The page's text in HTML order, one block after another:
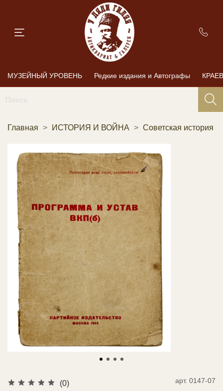
МУЗЕЙНЫЙ УРОВЕНЬ Редкие издания и Автографы
Главная ИСТОРИЯ И ВОЙНА Советская история
(0) арт. 0147-07